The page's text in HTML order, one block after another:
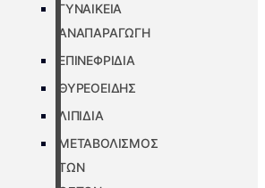
ΓΥΝΑΙΚΕΙΑ
ΑΝΑΠΑΡΑΓΩΓΗ
ΕΠΙΝΕΦΡΙΔΙΑ
ΘΥΡΕΟΕΙΔΗΣ
ΛΙΠΙΔΙΑ
ΜΕΤΑΒΟΛΙΣΜΟΣ
ΤΩΝ